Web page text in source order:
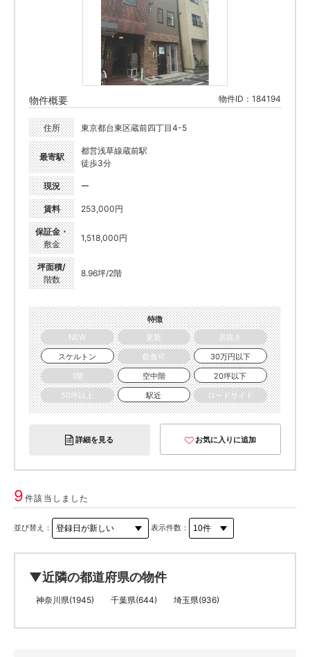
物件概要 物件ID：184194
住所 東京都台東区蔵前四丁目4-5
最寄駅
都営浅草線蔵前駅
徒歩3分
現況 ー
賃料 253,000円
保証金・
敷金
1,518,000円
坪面積/
階数
8.96坪/2階
特徴
NEW
更新
居抜き
スケルトン
飲食可
30万円以下
1階
空中階
20坪以下
50坪以上
駅近 ロードサイド
詳細を見る お気に入りに追加
9件該当しました
並び替え： 表示件数：
▼近隣の都道府県の物件
神奈川県(1945) 千葉県(644) 埼玉県(936)